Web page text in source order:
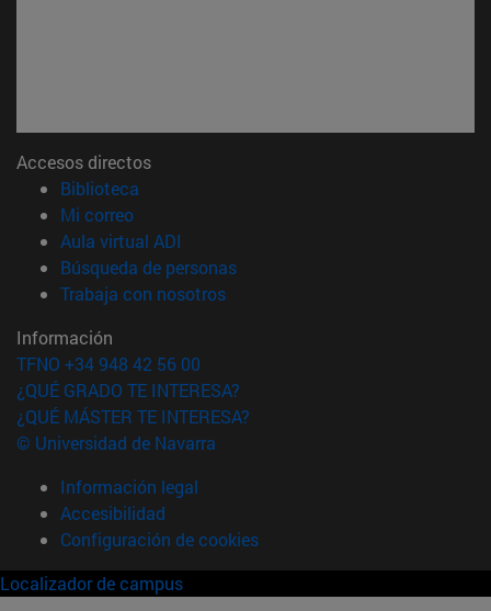
Accesos directos
Biblioteca
Mi correo(abre en nueva ventana)
Aula virtual ADI
Búsqueda de personas(abre en nueva ventana)
Trabaja con nosotros(abre en nueva ventana)
Información
TFNO +34 948 42 56 00
¿QUÉ GRADO TE INTERESA?
¿QUÉ MÁSTER TE INTERESA?
© Universidad de Navarra
Información legal
Accesibilidad
Configuración de cookies
Localizador de campus